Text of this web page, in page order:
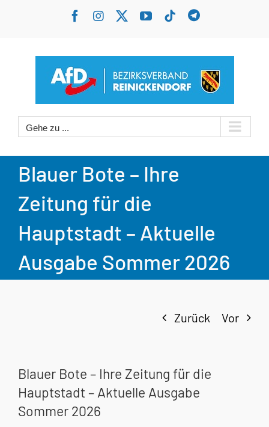
Facebook
InstagramYouTube
Tiktok
Gehe zu ...
Blauer Bote – Ihre
Zeitung für die
Hauptstadt – Aktuelle
Ausgabe Sommer 2026
Zurück Vor
Blauer Bote – Ihre Zeitung für die
Hauptstadt – Aktuelle Ausgabe
Sommer 2026